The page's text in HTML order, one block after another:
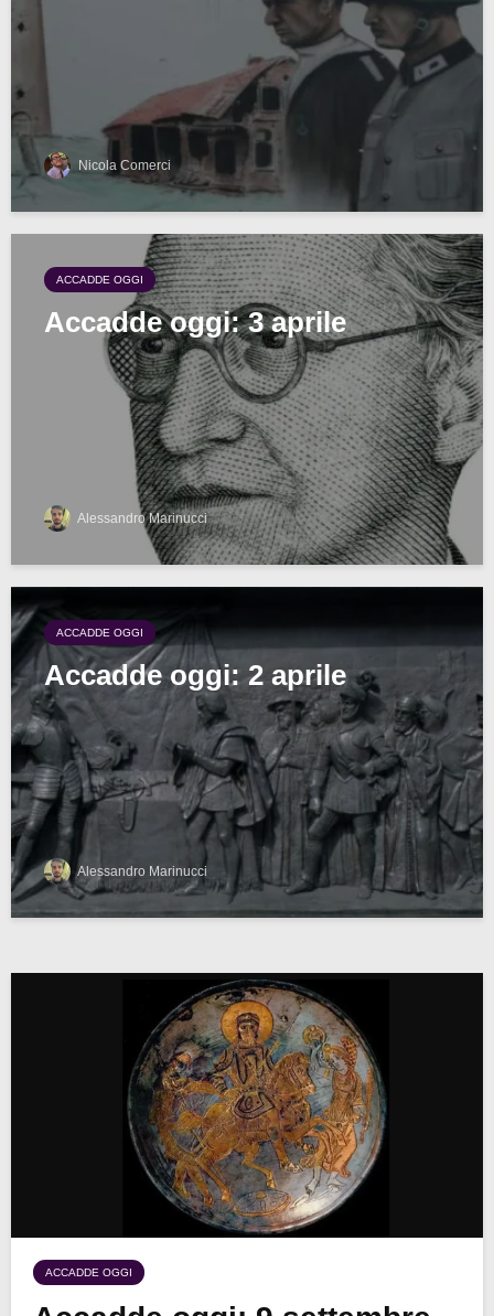
Nicola Comerci
ACCADDE OGGI
Accadde oggi: 3 aprile
Alessandro Marinucci
ACCADDE OGGI
Accadde oggi: 2 aprile
Alessandro Marinucci
ACCADDE OGGI